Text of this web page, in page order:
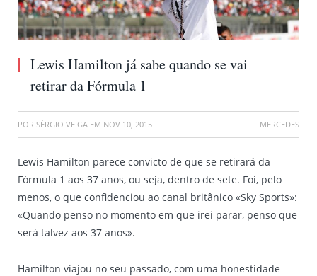
Lewis Hamilton já sabe quando se vai
retirar da Fórmula 1
POR SÉRGIO VEIGA EM NOV 10, 2015 MERCEDES
Lewis Hamilton parece convicto de que se retirará da
Fórmula 1 aos 37 anos, ou seja, dentro de sete. Foi, pelo
menos, o que confidenciou ao canal britânico «Sky Sports»:
«Quando penso no momento em que irei parar, penso que
será talvez aos 37 anos».
Hamilton viajou no seu passado, com uma honestidade